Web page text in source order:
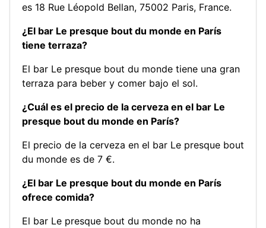
es 18 Rue Léopold Bellan, 75002 Paris, France.
¿El bar Le presque bout du monde en París
tiene terraza?
El bar Le presque bout du monde tiene una gran
terraza para beber y comer bajo el sol.
¿Cuál es el precio de la cerveza en el bar Le
presque bout du monde en París?
El precio de la cerveza en el bar Le presque bout
du monde es de 7 €.
¿El bar Le presque bout du monde en París
ofrece comida?
El bar Le presque bout du monde no ha